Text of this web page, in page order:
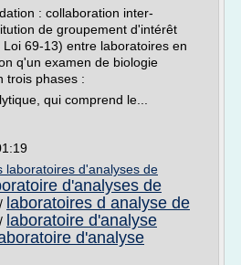
: collaboration inter-
de groupement d'intérêt
69-13) entre laboratoires en
q'un examen de biologie
trois phases :
qui comprend le...
laboratoires d'analyses de
d'analyses de
/ laboratoires d analyse de
/ laboratoire d'analyse
d'analyse